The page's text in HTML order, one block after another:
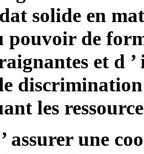
solide en
pouvoir de
et d
les
assurer une